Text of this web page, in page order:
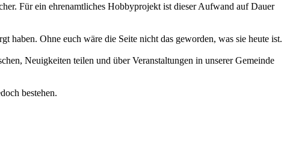
Für ein ehrenamtliches Hobbyprojekt ist dieser Aufwand auf Dauer
haben. Ohne euch wäre die Seite nicht das geworden, was sie heute ist.
Neuigkeiten teilen und über Veranstaltungen in unserer Gemeinde
bestehen.